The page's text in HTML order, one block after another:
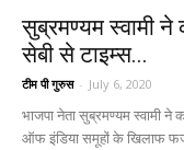
सुब्रमण्यम स्वामी
सेबी से टाइम्स...
टीम पी गुरुस - July 6, 2020
भाजपा नेता सुब्रमण्यम स्वामी
ऑफ इंडिया समूहों के खिलाफ